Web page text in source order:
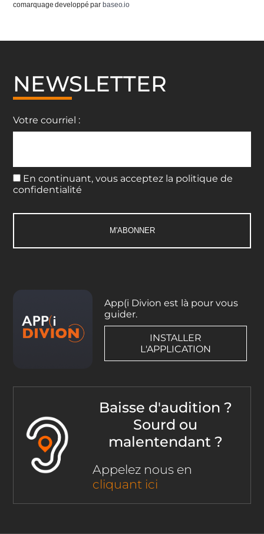
comarquage developpé par baseo.io
NEWSLETTER
Votre courriel :
En continuant, vous acceptez la politique de
confidentialité
App(i Divion est là pour vous
guider.
INSTALLER
L'APPLICATION
Baisse d'audition ?
Sourd ou
malentendant ?
Appelez nous en
cliquant ici